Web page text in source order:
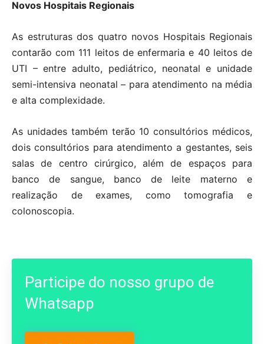
Novos Hospitais Regionais
As estruturas dos quatro novos Hospitais Regionais
contarão com 111 leitos de enfermaria e 40 leitos de
UTI – entre adulto, pediátrico, neonatal e unidade
semi-intensiva neonatal – para atendimento na média
e alta complexidade.
As unidades também terão 10 consultórios médicos,
dois consultórios para atendimento a gestantes, seis
salas de centro cirúrgico, além de espaços para
banco de sangue, banco de leite materno e
realização de exames, como tomografia e
colonoscopia.
Participe do nosso grupo de
Whatsapp